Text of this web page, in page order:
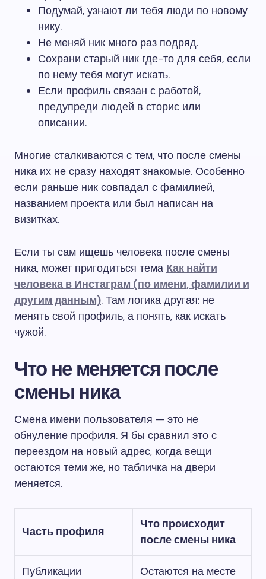
Подумай, узнают ли тебя люди по новому
нику.
Не меняй ник много раз подряд.
Сохрани старый ник где-то для себя, если
по нему тебя могут искать.
Если профиль связан с работой,
предупреди людей в сторис или
описании.
Многие сталкиваются с тем, что после смены
ника их не сразу находят знакомые. Особенно
если раньше ник совпадал с фамилией,
названием проекта или был написан на
визитках.
Если ты сам ищешь человека после смены
ника, может пригодиться тема Как найти
человека в Инстаграм (по имени, фамилии и
другим данным). Там логика другая: не
менять свой профиль, а понять, как искать
чужой.
Что не меняется после
смены ника
Смена имени пользователя — это не
обнуление профиля. Я бы сравнил это с
переездом на новый адрес, когда вещи
остаются теми же, но табличка на двери
меняется.
Часть профиля
Что происходит
после смены ника
Публикации Остаются на месте